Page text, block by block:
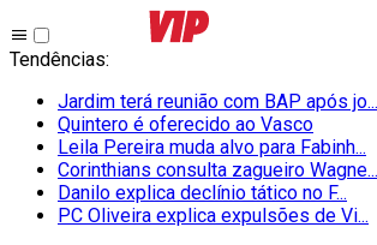
Tendências:
Jardim terá reunião com BAP após jo...
Quintero é oferecido ao Vasco
Leila Pereira muda alvo para Fabinh...
Corinthians consulta zagueiro Wagne...
Danilo explica declínio tático no F...
PC Oliveira explica expulsões de Vi...